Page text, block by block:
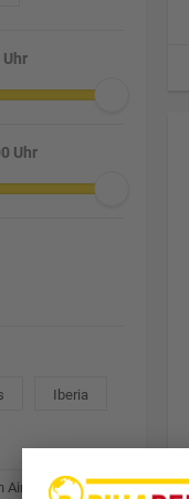
Uhr
Iberia
Airlines